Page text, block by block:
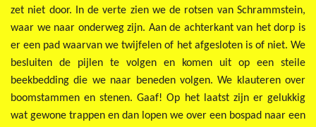
zet niet door. In de verte zien we de rotsen van Schrammstein,
waar we naar onderweg zijn. Aan de achterkant van het dorp is
er een pad waarvan we twijfelen of het afgesloten is of niet. We
besluiten de pijlen te volgen en komen uit op een steile
beekbedding die we naar beneden volgen. We klauteren over
boomstammen en stenen. Gaaf! Op het laatst zijn er gelukkig
wat gewone trappen en dan lopen we over een bospad naar een